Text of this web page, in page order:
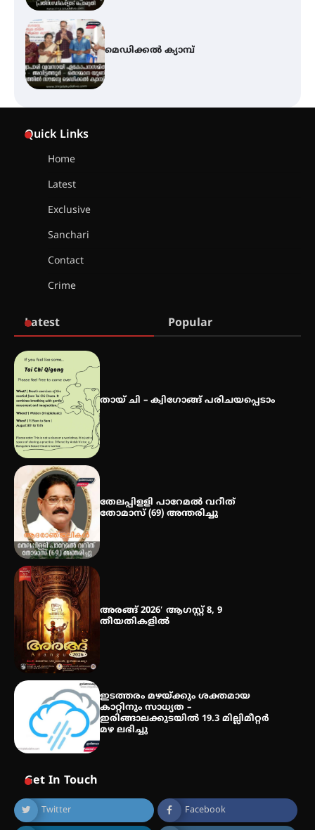
സെന്റ് ജോസഫ്സ് കോളജ്
കോമേഴ്‌സ് അസോസിയേഷന്
തുടക്കമായി
Quick Links
Home
Latest
Exclusive
Sanchari
Contact
Crime
Latest Popular
തായ് ചി – ക്വിഗോങ്ങ് പരിചയപ്പെടാം
തേലപ്പിളളി പാറേമൽ വറീത്
തോമാസ് (69) അന്തരിച്ചു
അരങ്ങ് 2026′ ആഗസ്റ്റ് 8, 9
തീയതികളിൽ
ഇടത്തരം മഴയ്ക്കും ശക്തമായ
കാറ്റിനും സാധ്യത –
ഇരിങ്ങാലക്കുടയിൽ 19.3 മില്ലിമീറ്റർ
മഴ ലഭിച്ചു
Get In Touch
Twitter Facebook